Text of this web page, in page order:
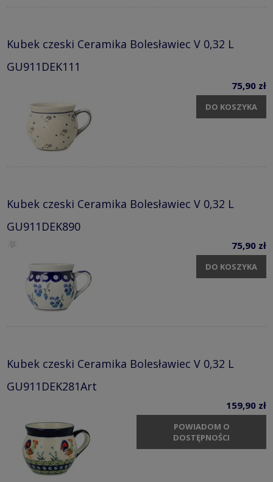
Kubek czeski Ceramika Bolesławiec V 0,32 L
GU911DEK111
75,90 zł
DO KOSZYKA
Kubek czeski Ceramika Bolesławiec V 0,32 L
GU911DEK890
75,90 zł
DO KOSZYKA
Kubek czeski Ceramika Bolesławiec V 0,32 L
GU911DEK281Art
159,90 zł
POWIADOM O
DOSTĘPNOŚCI